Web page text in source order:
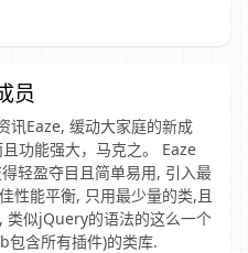
员
讯Eaze, 缓动大家庭的新成
功能强大，马克之。 Eaze
轻盈夺目且简单易用, 引入最
性能平衡, 只用最少量的类,且
类似jQuery的语法的这么一个
包含所有插件)的类库.